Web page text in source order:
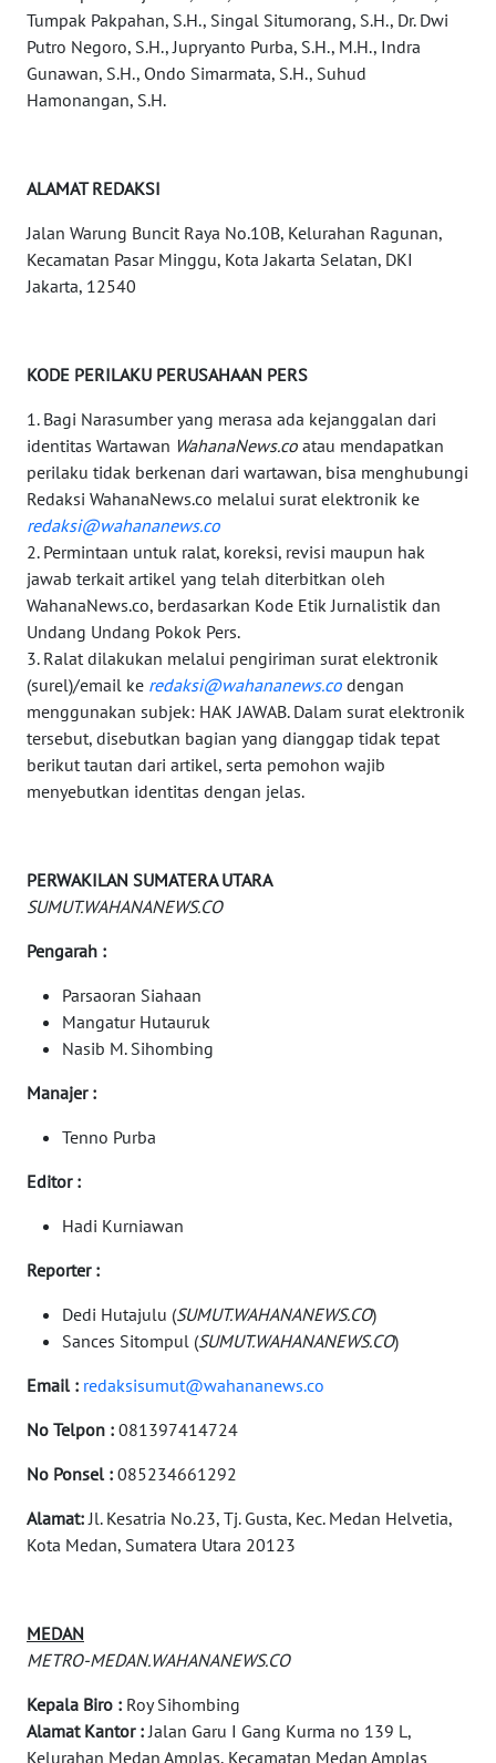
Tumpak Pakpahan, S.H., Singal Situmorang, S.H., Dr. Dwi
Putro Negoro, S.H., Jupryanto Purba, S.H., M.H., Indra
Gunawan, S.H., Ondo Simarmata, S.H., Suhud
Hamonangan, S.H.
ALAMAT REDAKSI
Jalan Warung Buncit Raya No.10B, Kelurahan Ragunan,
Kecamatan Pasar Minggu, Kota Jakarta Selatan, DKI
Jakarta, 12540
KODE PERILAKU PERUSAHAAN PERS
1. Bagi Narasumber yang merasa ada kejanggalan dari
identitas Wartawan WahanaNews.co atau mendapatkan
perilaku tidak berkenan dari wartawan, bisa menghubungi
Redaksi WahanaNews.co melalui surat elektronik ke
redaksi@wahananews.co
2. Permintaan untuk ralat, koreksi, revisi maupun hak
jawab terkait artikel yang telah diterbitkan oleh
WahanaNews.co, berdasarkan Kode Etik Jurnalistik dan
Undang Undang Pokok Pers.
3. Ralat dilakukan melalui pengiriman surat elektronik
(surel)/email ke redaksi@wahananews.co dengan
menggunakan subjek: HAK JAWAB. Dalam surat elektronik
tersebut, disebutkan bagian yang dianggap tidak tepat
berikut tautan dari artikel, serta pemohon wajib
menyebutkan identitas dengan jelas.
PERWAKILAN SUMATERA UTARA
SUMUT.WAHANANEWS.CO
Pengarah :
Parsaoran Siahaan
Mangatur Hutauruk
Nasib M. Sihombing
Manajer :
Tenno Purba
Editor :
Hadi Kurniawan
Reporter :
Dedi Hutajulu (SUMUT.WAHANANEWS.CO)
Sances Sitompul (SUMUT.WAHANANEWS.CO)
Email : redaksisumut@wahananews.co
No Telpon : 081397414724
No Ponsel : 085234661292
Alamat: Jl. Kesatria No.23, Tj. Gusta, Kec. Medan Helvetia,
Kota Medan, Sumatera Utara 20123
MEDAN
METRO-MEDAN.WAHANANEWS.CO
Kepala Biro : Roy Sihombing
Alamat Kantor : Jalan Garu I Gang Kurma no 139 L,
Kelurahan Medan Amplas, Kecamatan Medan Amplas
WN
KALSEL
WN
WN
WN
GORONTALO
SULUT
WN
MALUKU
WN
MALUT
WN
WN
DANAU
TOBA
WN
NIAS
LANGKAT
WN
SELATAN
WN
LESUNG
KARO
SIMALUNGUN
WN
LABUHANBATU
TAPANULI
WN DELI
TINGGI
WN
PAKPAK